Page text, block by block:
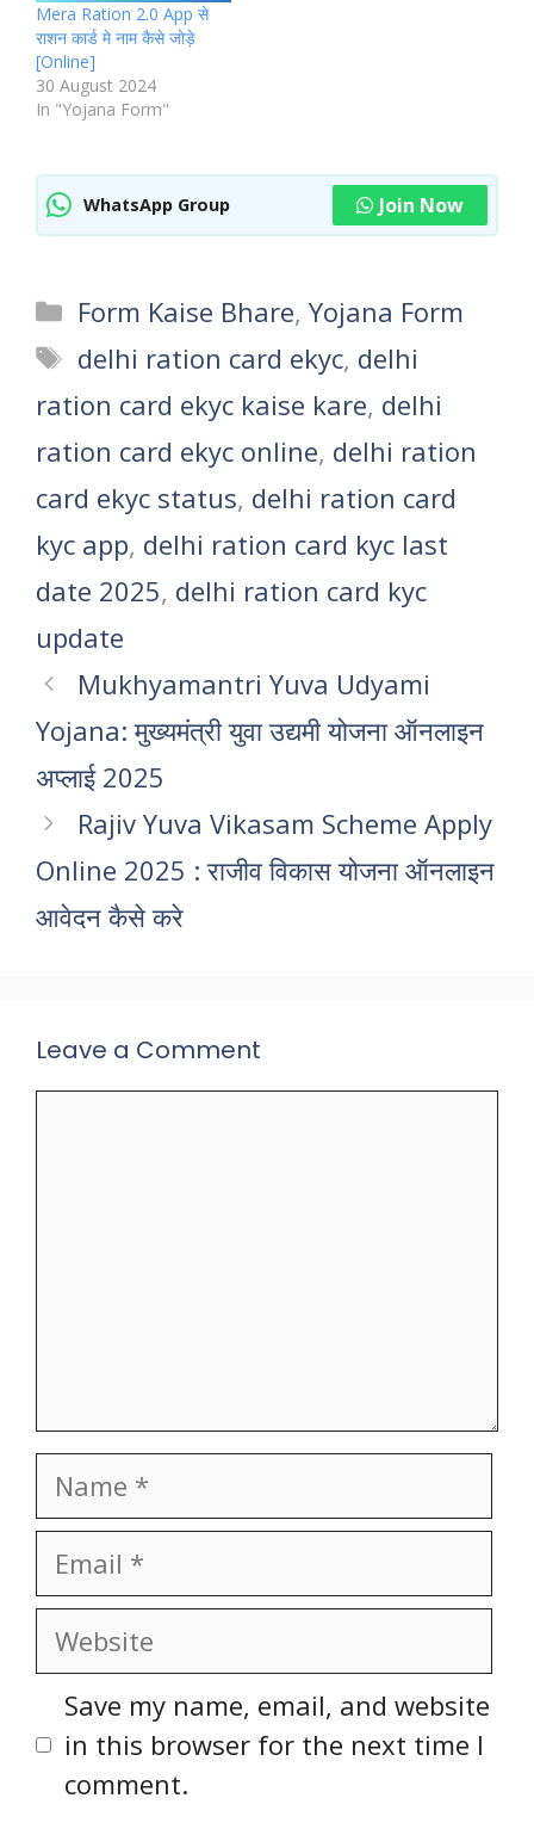
Mera Ration 2.0 App से
राशन कार्ड मे नाम कैसे जोड़े
[Online]
30 August 2024
In "Yojana Form"
WhatsApp Group Join Now
Categories
Form Kaise Bhare,Yojana Form
Tags
delhi ration card ekyc, delhi
ration card ekyc kaise kare, delhi
ration card ekyc online, delhi ration
card ekyc status, delhi ration card
kyc app, delhi ration card kyc last
date 2025, delhi ration card kyc
update
Mukhyamantri Yuva Udyami
Yojana: मुख्यमंत्री युवा उद्यमी योजना ऑनलाइन
अप्लाई 2025
Rajiv Yuva Vikasam Scheme Apply
Online 2025 : राजीव विकास योजना ऑनलाइन
आवेदन कैसे करे
Leave a Comment
Name
Email
Website
Save my name, email, and website
in this browser for the next time I
comment.